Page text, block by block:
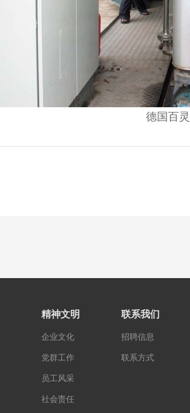
德国百
精神文明
企业文化
党群工作
员工风采
社会责任
联系我们
招聘信息
联系方式